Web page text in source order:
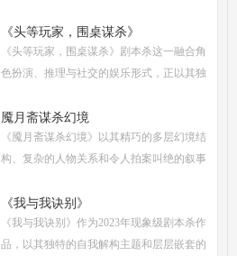
是新手还是老玩家，都能在这场充满诡谲风
云的宴会中
《头等玩家，围桌谋杀》
《头等玩家，围桌谋杀》剧本杀这一融合角
色扮演、推理与社交的娱乐形式，正以其独
现代人。然而，从新手到头等玩家的蜕变，
需要掌握一
魇月斋谋杀幻境
《魇月斋谋杀幻境》以其精巧的多层幻境结
构、复杂的人物关系和令人拍案叫绝的叙事
本文将带你深入这个光怪陆离的幻境世界，
从类型定位
《我与我诀别》
《我与我诀别》作为2023年现象级剧本杀作
品，以其独特的自我解构主题和层层嵌套的